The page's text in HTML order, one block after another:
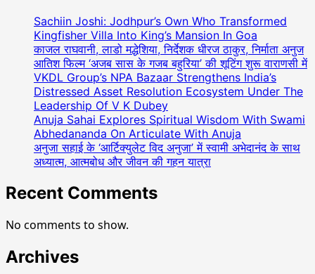
Playback
Singer
Pratibha
K
Saini
Organized
Worlyd’s
First-
Of-
Its-
Kind
Awards
Ceremony
MOM
DAD
GOD
OF
Sachiin Joshi: Jodhpur’s Own Who Transformed
Kingfisher Villa Into King’s Mansion In Goa
काजल राघवानी, लाडो मद्धेशिया, निर्देशक धीरज ठाकुर, निर्माता अनुज
आतिश फिल्म ‘अजब सास के गजब बहुरिया’ की शूटिंग शुरू वाराणसी में
VKDL Group’s NPA Bazaar Strengthens India’s
Distressed Asset Resolution Ecosystem Under The
Leadership Of V K Dubey
Anuja Sahai Explores Spiritual Wisdom With Swami
Abhedananda On Articulate With Anuja
अनुजा सहाई के ‘आर्टिक्युलेट विद अनुजा’ में स्वामी अभेदानंद के साथ
अध्यात्म, आत्मबोध और जीवन की गहन यात्रा
Recent Comments
No comments to show.
Archives